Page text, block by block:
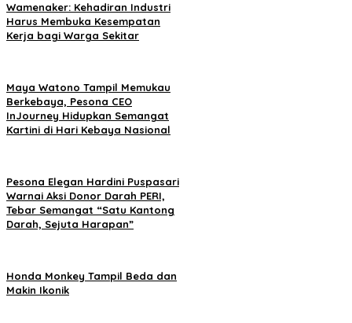
Wamenaker: Kehadiran Industri
Harus Membuka Kesempatan
Kerja bagi Warga Sekitar
Maya Watono Tampil Memukau
Berkebaya, Pesona CEO
InJourney Hidupkan Semangat
Kartini di Hari Kebaya Nasional
Pesona Elegan Hardini Puspasari
Warnai Aksi Donor Darah PERI,
Tebar Semangat “Satu Kantong
Darah, Sejuta Harapan”
Honda Monkey Tampil Beda dan
Makin Ikonik